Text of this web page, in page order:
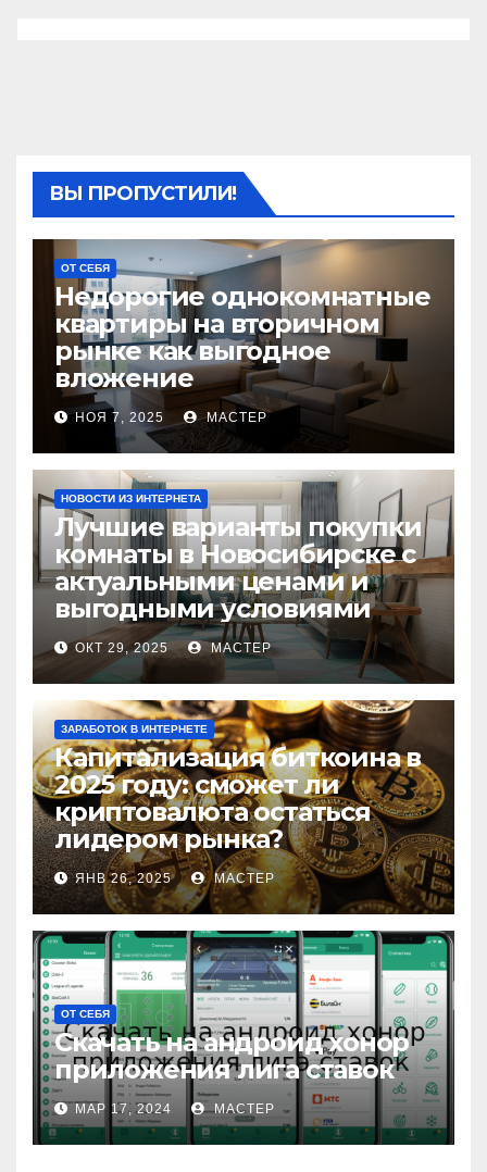
ВЫ ПРОПУСТИЛИ!
ОТ СЕБЯ
Недорогие однокомнатные
квартиры на вторичном
рынке как выгодное
вложение
НОЯ 7, 2025 МАСТЕР
НОВОСТИ ИЗ ИНТЕРНЕТА
Лучшие варианты покупки
комнаты в Новосибирске с
актуальными ценами и
выгодными условиями
ОКТ 29, 2025 МАСТЕР
ЗАРАБОТОК В ИНТЕРНЕТЕ
Капитализация биткоина в
2025 году: сможет ли
криптовалюта остаться
лидером рынка?
ЯНВ 26, 2025 МАСТЕР
ОТ СЕБЯ
Скачать на андроид хонор
приложения лига ставок
МАР 17, 2024 МАСТЕР